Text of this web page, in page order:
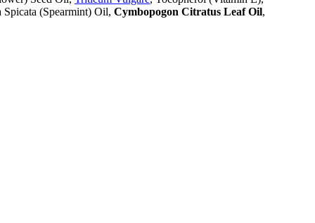
(Spearmint) Oil, Cymbopogon Citratus Leaf Oil,